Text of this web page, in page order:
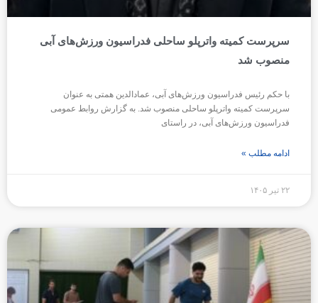
سرپرست کمیته واترپلو ساحلی فدراسیون ورزش‌های آبی
منصوب شد
با حکم رئیس فدراسیون ورزش‌های آبی، عمادالدین همتی به عنوان
سرپرست کمیته واترپلو ساحلی منصوب شد. به گزارش روابط عمومی
فدراسیون ورزش‌های آبی، در راستای
ادامه مطلب »
۲۲ تیر ۱۴۰۵